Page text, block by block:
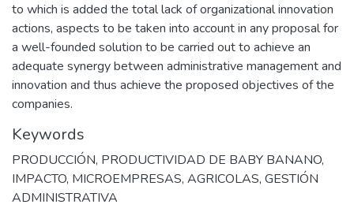
to which is added the total lack of organizational innovation
actions, aspects to be taken into account in any proposal for
a well-founded solution to be carried out to achieve an
adequate synergy between administrative management and
innovation and thus achieve the proposed objectives of the
companies.
Keywords
PRODUCCIÓN, PRODUCTIVIDAD DE BABY BANANO,
IMPACTO, MICROEMPRESAS, AGRICOLAS, GESTIÓN
ADMINISTRATIVA